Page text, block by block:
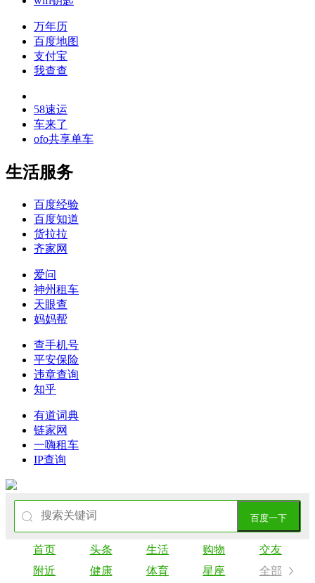
万年历
百度地图
支付宝
我查查
58速运
车来了
ofo共享单车
生活服务
百度经验
百度知道
货拉拉
齐家网
爱问
神州租车
天眼查
妈妈帮
查手机号
平安保险
违章查询
知乎
有道词典
链家网
一嗨租车
IP查询
百度一下
首页 头条 生活 购物
交友
附近
健康 体育 星座 全部